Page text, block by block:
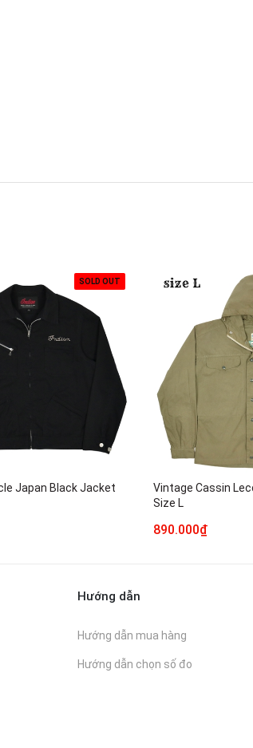
SOLD OUT
Japan Black Jacket
Vintage Cassin
Size L
890.000₫
Hướng dẫn
Hướng dẫn mua hàng
Hướng dẫn chọn số đo